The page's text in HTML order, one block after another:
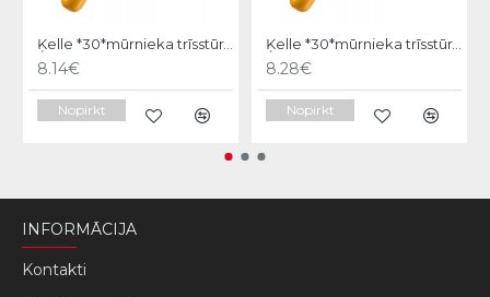
Ķelle *30*mūrnieka trīsstūra 18cm, Hardy
8.14€
Nopirkt
Ķelle *30*mūrnieka trīsstūra 20cm, Hardy
8.28€
Nopirkt
INFORMĀCIJA
Kontakti